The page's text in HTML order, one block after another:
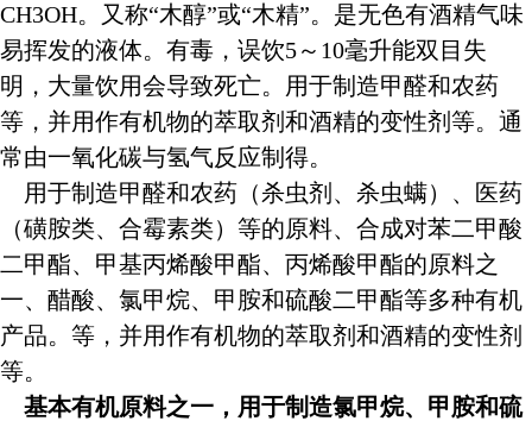
CH3OH。又称“木醇”或“木精”。是无色有酒精气味
易挥发的液体。有毒，误饮5～10毫升能双目失
明，大量饮用会导致死亡。用于制造甲醛和农药
等，并用作有机物的萃取剂和酒精的变性剂等。通
常由一氧化碳与氢气反应制得。
用于制造甲醛和农药（杀虫剂、杀虫螨）、医药
（磺胺类、合霉素类）等的原料、合成对苯二甲酸
二甲酯、甲基丙烯酸甲酯、丙烯酸甲酯的原料之
一、醋酸、氯甲烷、甲胺和硫酸二甲酯等多种有机
产品。等，并用作有机物的萃取剂和酒精的变性剂
等。
基本有机原料之一，用于制造氯甲烷、甲胺和硫